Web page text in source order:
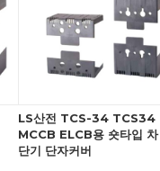
LS산전 TCS-34 TCS34
MCCB ELCB용 숏타입 차
단기 단자커버